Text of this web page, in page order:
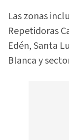
Las zonas
Repetidoras
Edén, Santa
Blanca y